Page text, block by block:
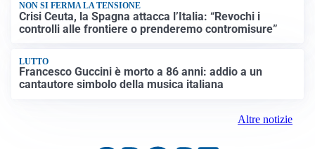
NON SI FERMA LA TENSIONE
Crisi Ceuta, la Spagna attacca l’Italia: “Revochi i
controlli alle frontiere o prenderemo contromisure”
LUTTO
Francesco Guccini è morto a 86 anni: addio a un
cantautore simbolo della musica italiana
Altre notizie